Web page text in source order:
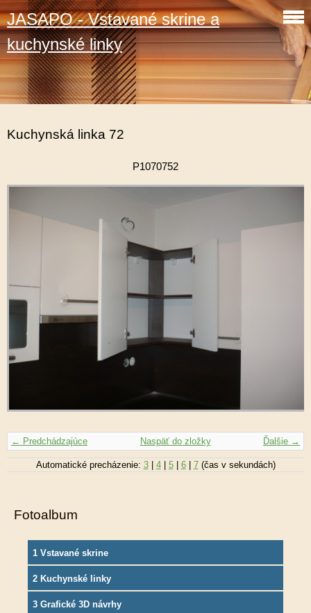
JASAPO - Vstavané skrine a
kuchynské linky
Kuchynská linka 72
P1070752
← Predchádzajúce Ďalšie →
Naspäť do zložky
Automatické precházenie: 3| 4| 5| 6| 7(čas v sekundách)
Fotoalbum
1 Vstavané skrine
2 Kuchynské linky
3 Grafické 3D návrhy